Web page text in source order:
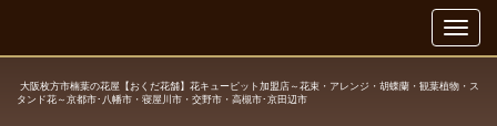
大阪枚方市楠葉の花屋【おくだ花舗】花キューピット加盟店～花束・アレンジ・胡蝶蘭・観葉植物・ス
タンド花～京都市･八幡市・寝屋川市・交野市・高槻市･京田辺市